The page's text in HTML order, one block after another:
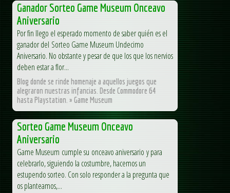
Ganador Sorteo Game Museum Onceavo
Aniversario
Por fin llego el esperado momento de saber quién es el
ganador del Sorteo Game Museum Undecimo
Aniversario. No obstante y pesar de que los que los nervios
deben estar a flor...
Blog donde se rinde homenaje a aquellos juegos que
alegraron nuestras infancias. Desde Commodore 64
hasta Playstation. » Game Museum
Sorteo Game Museum Onceavo
Aniversario
Game Museum cumple su onceavo aniversario y para
celebrarlo, siguiendo la costumbre, hacemos un
estupendo sorteo. Con solo responder a la pregunta que
os planteamos,...